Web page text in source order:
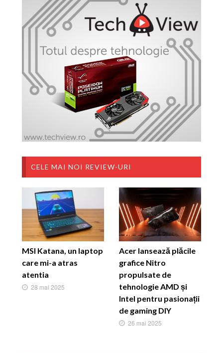
CELE MAI NOI REVIEW-URI
MSI Katana, un laptop
care mi-a atras
atentia
28 mai 2025
Acer lansează plăcile
grafice Nitro
propulsate de
tehnologie AMD și
Intel pentru pasionații
de gaming DIY
26 mai 2025